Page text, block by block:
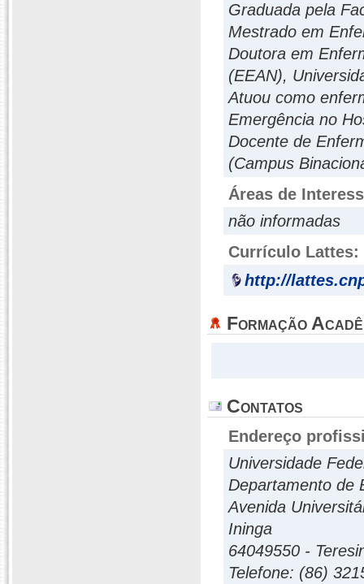
Graduada pela
Mestrado em
Doutora em
(EEAN),
Atuou como
Emergência no
Docente de
(Campus
Áreas de
não informadas
Currículo Lattes:
http://
Formação
Contatos
Endereço
Universidade
Departamento de
Avenida
Ininga
64049550 -
Telefone: (86)